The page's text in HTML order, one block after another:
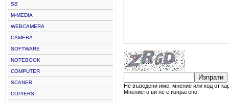
SB
M-MEDIA
WEBCAMERA
CAMERA
SOFTWARE
NOTEBOOK
COMPUTER
SCANER
COPIERS
Изпрати
Не въведени име, мнение или код от
Мнението ви не е изпратено.